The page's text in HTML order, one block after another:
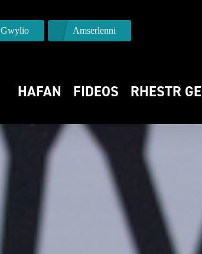
Gwylio Amserlenni
HAFAN FIDEOS RHESTR